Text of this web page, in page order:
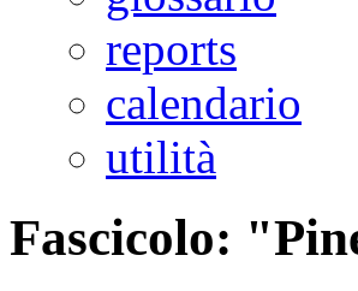
reports
calendario
utilità
Fascicolo: